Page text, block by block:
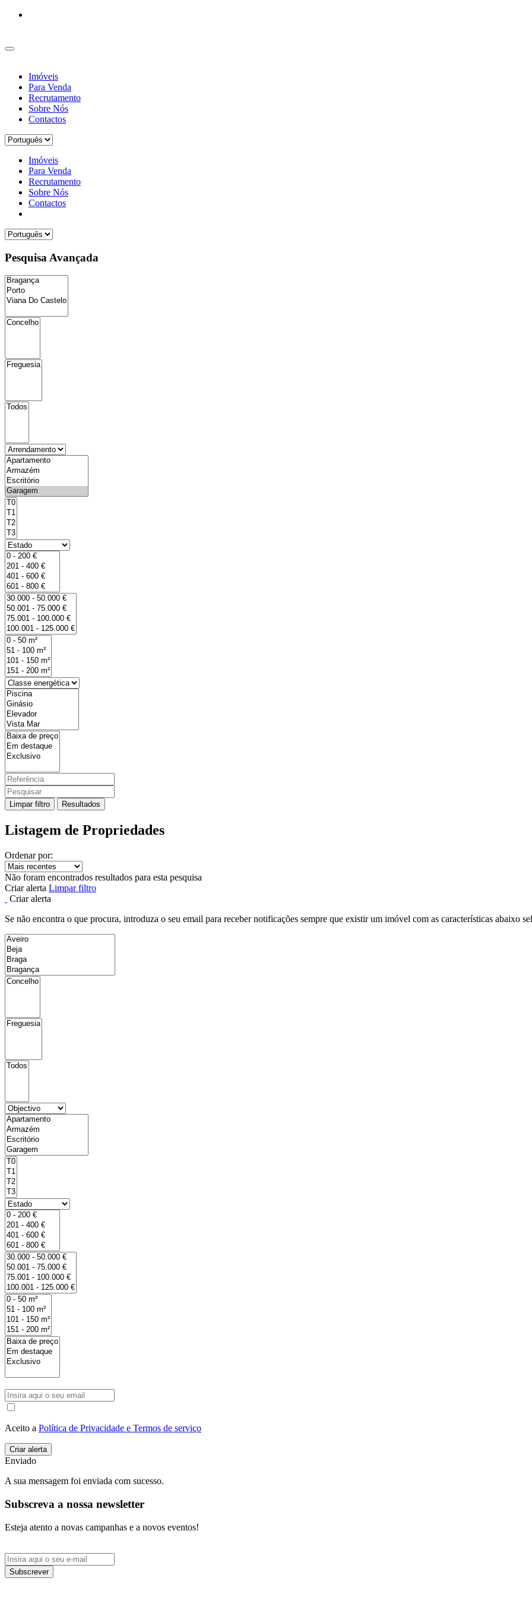
Imóveis
Para Venda
Recrutamento
Sobre Nós
Contactos
Imóveis
Para Venda
Recrutamento
Sobre Nós
Contactos
Pesquisa Avançada
Limpar filtro Resultados
Listagem de Propriedades
Ordenar por:
Não foram encontrados resultados para esta pesquisa
Criar alerta Limpar filtro
Criar alerta
Se não encontra o que procura, introduza o seu email para receber notificações sempre que existir um imóvel com as características abaixo
Aceito a Política de Privacidade e Termos de serviço
Enviado
A sua mensagem foi enviada com sucesso.
Subscreva a nossa newsletter
Esteja atento a novas campanhas e a novos eventos!